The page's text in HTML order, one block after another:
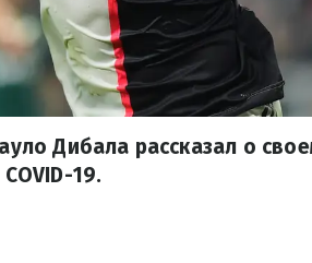
Дибала рассказал о
19.